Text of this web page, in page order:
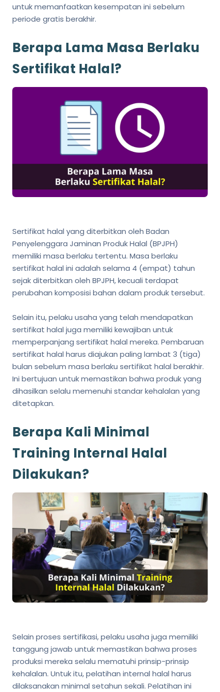
untuk memanfaatkan kesempatan ini sebelum
periode gratis berakhir.
Berapa Lama Masa Berlaku
Sertifikat Halal?
Sertifikat halal yang diterbitkan oleh Badan
Penyelenggara Jaminan Produk Halal (BPJPH)
memiliki masa berlaku tertentu. Masa berlaku
sertifikat halal ini adalah selama 4 (empat) tahun
sejak diterbitkan oleh BPJPH, kecuali terdapat
perubahan komposisi bahan dalam produk tersebut.
Selain itu, pelaku usaha yang telah mendapatkan
sertifikat halal juga memiliki kewajiban untuk
memperpanjang sertifikat halal mereka. Pembaruan
sertifikat halal harus diajukan paling lambat 3 (tiga)
bulan sebelum masa berlaku sertifikat halal berakhir.
Ini bertujuan untuk memastikan bahwa produk yang
dihasilkan selalu memenuhi standar kehalalan yang
ditetapkan.
Berapa Kali Minimal
Training Internal Halal
Dilakukan?
Selain proses sertifikasi, pelaku usaha juga memiliki
tanggung jawab untuk memastikan bahwa proses
produksi mereka selalu mematuhi prinsip-prinsip
kehalalan. Untuk itu, pelatihan internal halal harus
dilaksanakan minimal setahun sekali. Pelatihan ini